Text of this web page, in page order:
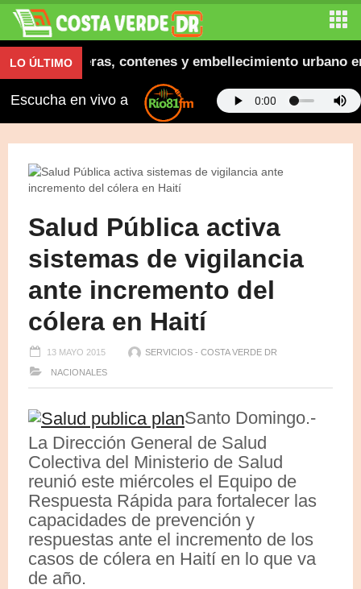
LO ÚLTIMOaceras, contenes y embellecimiento urbano en
Escucha en vivo a
Salud Pública activa
sistemas de vigilancia
ante incremento del
cólera en Haití
13 MAYO 2015 SERVICIOS - COSTA VERDE DR
NACIONALES
Santo Domingo.-
La Dirección General de Salud
Colectiva del Ministerio de Salud
reunió este miércoles el Equipo de
Respuesta Rápida para fortalecer las
capacidades de prevención y
respuestas ante el incremento de los
casos de cólera en Haití en lo que va
de año.